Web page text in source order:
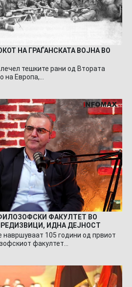
НА ГРАЃАНСКАТА ВОЈНА ВО
тешките рани од Втората
на Европа,…
ФАКУЛТЕТ ВО
ИДНА ДЕЈНОСТ
навршуваат 105 години од првиот
факултет…